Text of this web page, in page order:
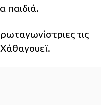
παιδιά.
τις